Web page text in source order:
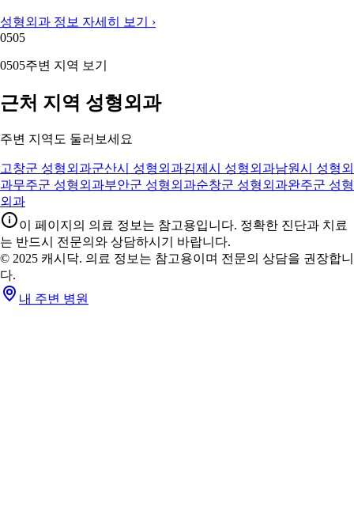
성형외과 정보 자세히 보기 ›
0505
0505주변 지역 보기
근처 지역 성형외과
주변 지역도 둘러보세요
고창군 성형외과군산시 성형외과김제시 성형외과남원시 성형외
과무주군 성형외과부안군 성형외과순창군 성형외과완주군 성형
외과
이 페이지의 의료 정보는 참고용입니다. 정확한 진단과 치료
는 반드시 전문의와 상담하시기 바랍니다.
© 2025 캐시닥. 의료 정보는 참고용이며 전문의 상담을 권장합니
다.
내 주변 병원